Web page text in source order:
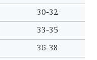
30-32
33-35
36-38